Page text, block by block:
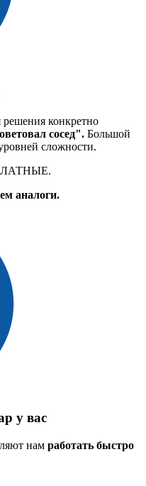
конкретно
сосед". Большой
сложности.
аналоги.
у вас
нам работать быстро